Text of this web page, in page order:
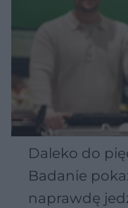
Daleko do
Badanie
naprawdę